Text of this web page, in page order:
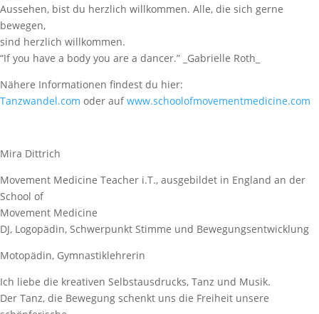
Aussehen, bist du herzlich willkommen. Alle, die sich gerne
bewegen,
sind herzlich willkommen.
“If you have a body you are a dancer.” _Gabrielle Roth_
Nähere Informationen findest du hier:
Tanzwandel.com oder aufwww.schoolofmovementmedicine.com
Mira Dittrich
Movement Medicine Teacher i.T., ausgebildet in England an der
School of
Movement Medicine
DJ, Logopädin, Schwerpunkt Stimme und Bewegungsentwicklung
Motopädin, Gymnastiklehrerin
Ich liebe die kreativen Selbstausdrucks, Tanz und Musik.
Der Tanz, die Bewegung schenkt uns die Freiheit unsere